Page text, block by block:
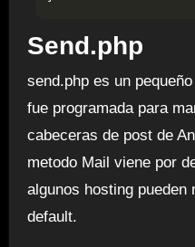
Send.php
send.php es un
fue programada para
cabeceras de post de
metodo Mail viene por
algunos hosting pueden
default.